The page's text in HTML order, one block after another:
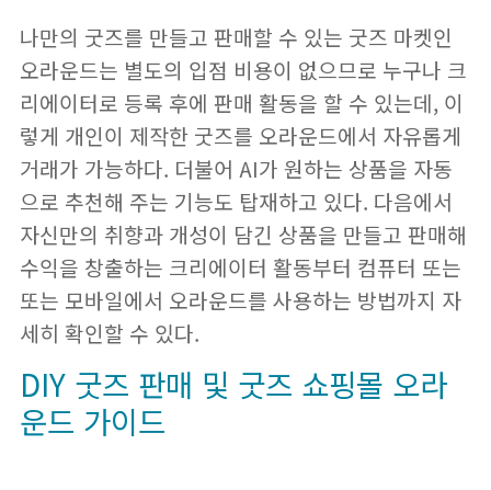
나만의 굿즈를 만들고 판매할 수 있는 굿즈 마켓인
오라운드는 별도의 입점 비용이 없으므로 누구나 크
리에이터로 등록 후에 판매 활동을 할 수 있는데, 이
렇게 개인이 제작한 굿즈를 오라운드에서 자유롭게
거래가 가능하다. 더불어 AI가 원하는 상품을 자동
으로 추천해 주는 기능도 탑재하고 있다. 다음에서
자신만의 취향과 개성이 담긴 상품을 만들고 판매해
수익을 창출하는 크리에이터 활동부터 컴퓨터 또는
또는 모바일에서 오라운드를 사용하는 방법까지 자
세히 확인할 수 있다.
DIY 굿즈 판매 및 굿즈 쇼핑몰 오라
운드 가이드